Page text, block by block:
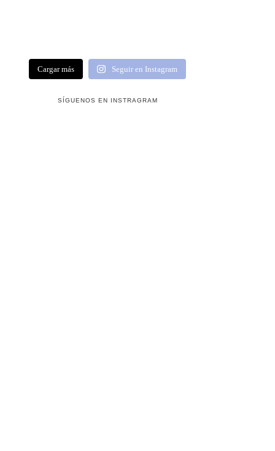
Cargar más Seguir en Instagram
SÍGUENOS EN INSTRAGRAM